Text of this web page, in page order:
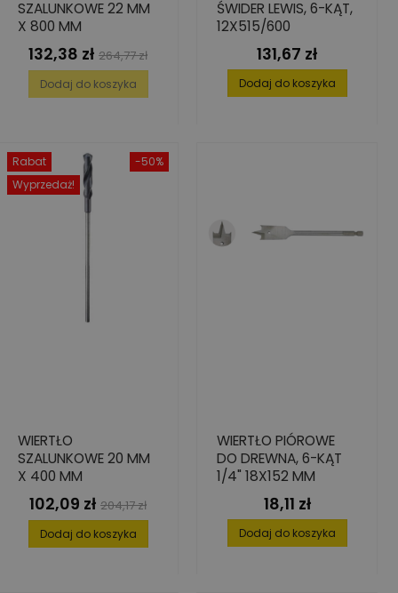
SZALUNKOWE 22 MM
X 800 MM
Cena
132,38 zł Cena
podstawowa
264,77 zł
Dodaj do koszyka
ŚWIDER LEWIS, 6-KĄT,
12X515/600
Cena
131,67 zł
Dodaj do koszyka
-50%
Rabat
Wyprzedaż!
WIERTŁO
SZALUNKOWE 20 MM
X 400 MM
Cena
102,09 zł Cena
podstawowa
204,17 zł
Dodaj do koszyka
WIERTŁO PIÓROWE
DO DREWNA, 6-KĄT
1/4" 18X152 MM
Cena
18,11 zł
Dodaj do koszyka